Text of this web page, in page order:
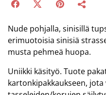
Nude pohjalla, sinisillä
erimuotoisia sinisiä
musta pehmeä huopa.
Uniikki käsityö. Tuote
kartonkipakkaukseen,